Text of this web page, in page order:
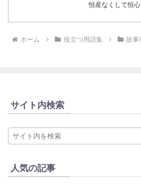
恒産なくして恒心
ホーム 役立つ用語集 故事
サイト内検索
人気の記事